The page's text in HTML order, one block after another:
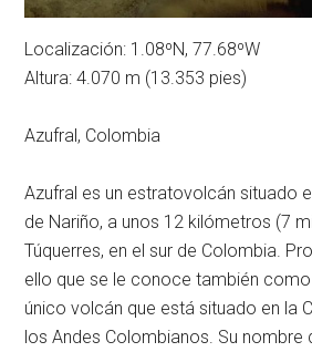
Localización: 1.08ºN, 77.68ºW
Altura: 4.070 m (13.353 pies)
Azufral, Colombia
Azufral es un estratovolcán situado
de Nariño, a unos 12 kilómetros (7
Túquerres, en el sur de Colombia.
ello que se le conoce también como
único volcán que está situado en la
los Andes Colombianos. Su nombre